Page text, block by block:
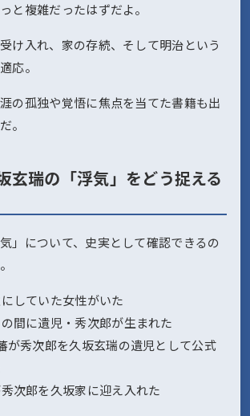
と複雑だったはずだよ。
け入れ、家の存続、そして明治という
応。
の孤独や覚悟に焦点を当てた書籍も出
。
玄瑞の「浮気」をどう捉える
」について、史実として確認できるの
していた女性がいた
間に遺児・秀次郎が生まれた
が秀次郎を久坂玄瑞の遺児として公式
次郎を久坂家に迎え入れた